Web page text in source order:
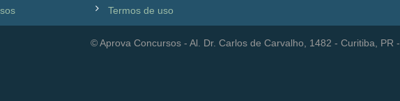
Termos de uso
© Aprova Concursos - Al. Dr. Carlos de Carvalho, 1482 - Curitiba, PR -